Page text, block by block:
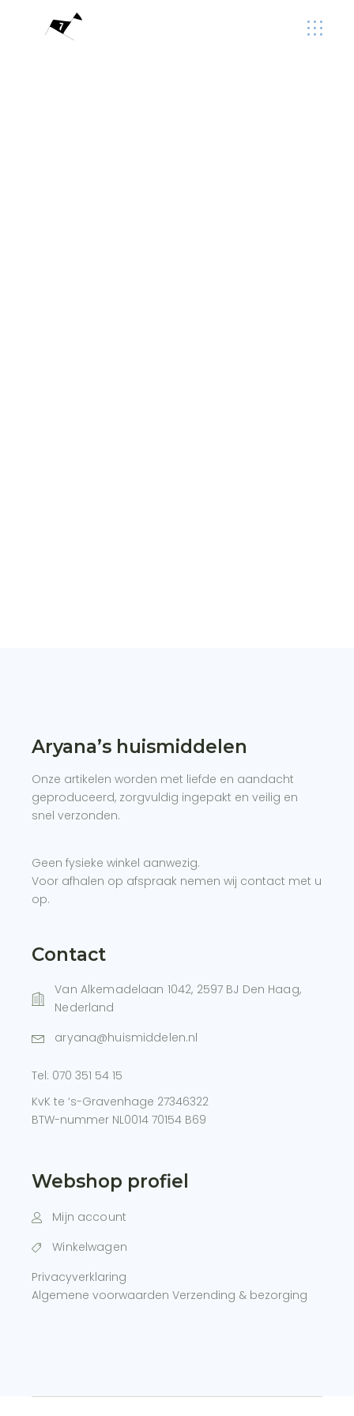
Aryana’s huismiddelen
Onze artikelen worden met liefde en aandacht
geproduceerd, zorgvuldig ingepakt en veilig en
snel verzonden.
Geen fysieke winkel aanwezig.
Voor afhalen op afspraak nemen wij contact met u
op.
Contact
Van Alkemadelaan 1042, 2597 BJ Den Haag,
Nederland
aryana@huismiddelen.nl
Tel: 070 351 54 15
KvK te ‘s-Gravenhage 27346322
BTW-nummer NL0014 70154 B69
Webshop profiel
Mijn account
Winkelwagen
Privacyverklaring
Algemene voorwaarden Verzending & bezorging